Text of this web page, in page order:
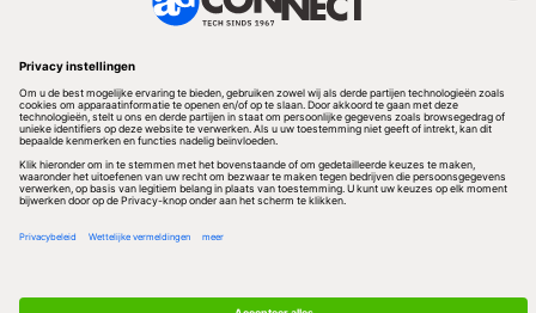
Volg ons
Redactionele partner
Algemene Voorwaarden & Copyrights